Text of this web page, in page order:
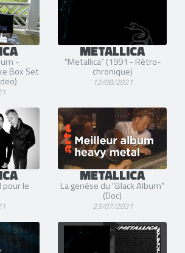
-
Box Set
METALLICA
"Metallica" (1991 - Rétro-
chronique)
12/08/2021
pour le
METALLICA
La genèse du "Black Album"
(Doc)
23/07/2021